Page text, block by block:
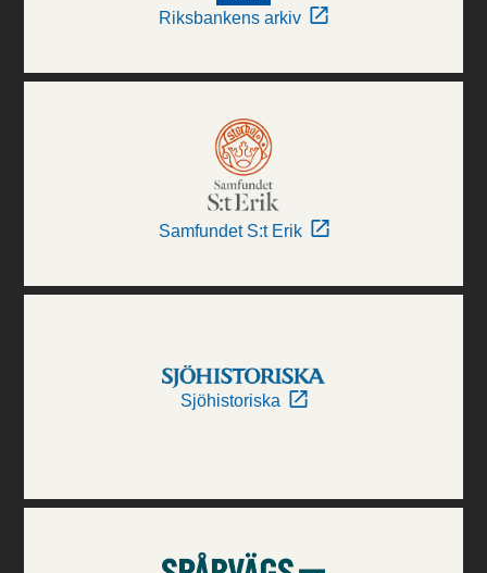
Riksbankens arkiv
Samfundet S:t Erik
Sjöhistoriska